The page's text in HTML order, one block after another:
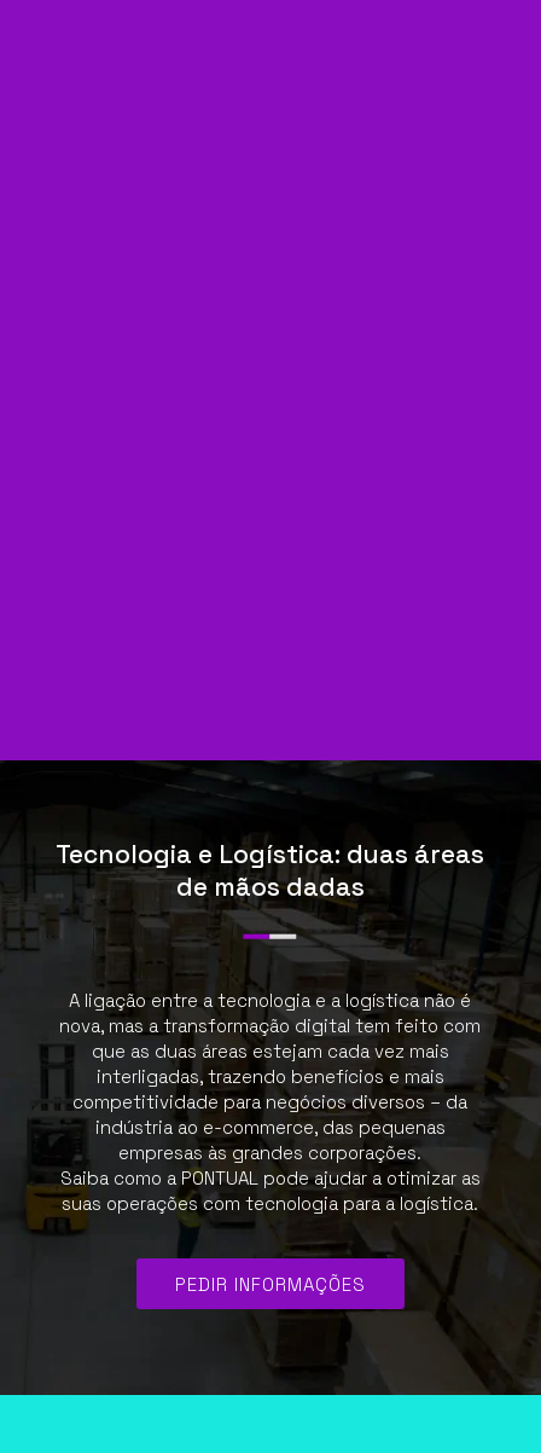
Tecnologia e Logística: duas áreas
de mãos dadas
A ligação entre a tecnologia e a logística não é
nova, mas a transformação digital tem feito com
que as duas áreas estejam cada vez mais
interligadas, trazendo benefícios e mais
competitividade para negócios diversos – da
indústria ao e-commerce, das pequenas
empresas às grandes corporações.
Saiba como a PONTUAL pode ajudar a otimizar as
suas operações com tecnologia para a logística.
PEDIR INFORMAÇÕES